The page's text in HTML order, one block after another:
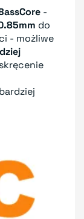
-
do
- możliwe